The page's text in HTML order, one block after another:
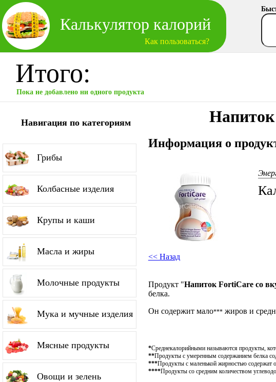
Калькулятор калорий
Как пользоваться?
Итого:
Пока не добавлено ни одного продукта
Навигация по категориям
Грибы
Колбасные изделия
Крупы и каши
Масла и жиры
Молочные продукты
Мука и мучные изделия
Мясные продукты
Овощи и зелень
Информация о
<< Назад
Продукт "Напиток FortiCare со
белка.
Он содержит мало***жиров и
*Среднекалорийными называются продукты,
**Продукты с умеренным содержанием белка
***Продукты с маленькой жирностью содержат
****Продукты со средним количеством